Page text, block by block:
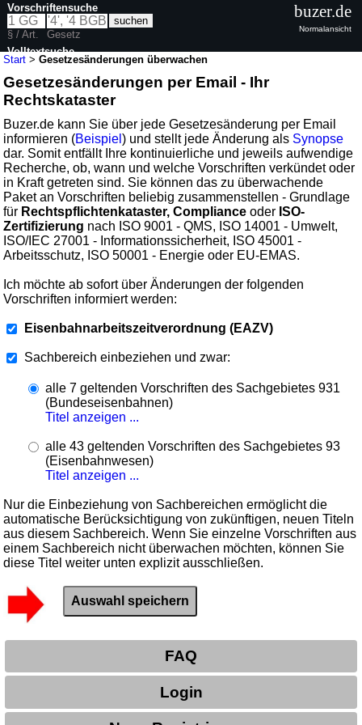
Start >Gesetzesänderungen überwachen
Gesetzesänderungen per Email - Ihr
Rechtskataster
Buzer.de kann Sie über jede Gesetzesänderung per Email
informieren (Beispiel) und stellt jede Änderung als Synopse
dar. Somit entfällt Ihre kontinuierliche und jeweils aufwendige
Recherche, ob, wann und welche Vorschriften verkündet oder
in Kraft getreten sind. Sie können das zu überwachende
Paket an Vorschriften beliebig zusammenstellen - Grundlage
für Rechtspflichtenkataster, Compliance oder ISO-
Zertifizierung nach ISO 9001 - QMS, ISO 14001 - Umwelt,
ISO/IEC 27001 - Informationssicherheit, ISO 45001 -
Arbeitsschutz, ISO 50001 - Energie oder EU-EMAS.
Ich möchte ab sofort über Änderungen der folgenden
Vorschriften informiert werden:
Eisenbahnarbeitszeitverordnung (EAZV)
Sachbereich einbeziehen und zwar:
alle 7 geltenden Vorschriften des Sachgebietes 931
(Bundeseisenbahnen)
Titel anzeigen ...
alle 43 geltenden Vorschriften des Sachgebietes 93
(Eisenbahnwesen)
Titel anzeigen ...
Nur die Einbeziehung von Sachbereichen ermöglicht die
automatische Berücksichtigung von zukünftigen, neuen Titeln
aus diesem Sachbereich. Wenn Sie einzelne Vorschriften aus
einem Sachbereich nicht überwachen möchten, können Sie
diese Titel weiter unten explizit ausschließen.
FAQ
Login
Vorschriftensuche
§ / Art.
Gesetz
Volltextsuche
buzer.de
Normalansicht